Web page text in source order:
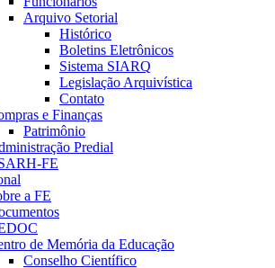
Arquivo Setorial
Histórico
Boletins Eletrônicos
Sistema SIARQ
Legislação Arquivística
Contato
e Finanças
Patrimônio
Predial
FE
a FE
de Memória da Educação
Conselho Científico